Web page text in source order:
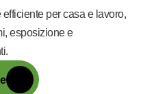
per casa e lavoro,
esposizione e